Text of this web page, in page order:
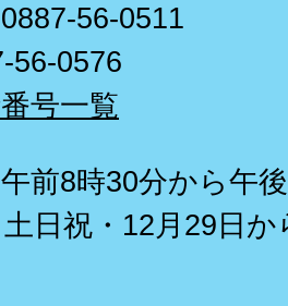
56-0511
56-0576
号一覧
前8時30分から午
土日祝・12月29日